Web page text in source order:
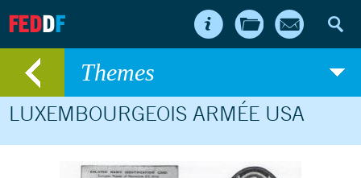
FEDDF
Themes
LUXEMBOURGEOIS ARMÉE USA